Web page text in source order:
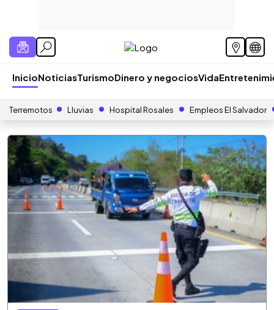
InicioNoticiasTurismoDinero y negociosVida
Terremotos Lluvias Hospital Rosales Empleos El Salvador